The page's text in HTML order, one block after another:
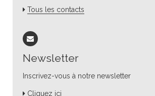
Tous les contacts
Newsletter
Inscrivez-vous à notre newsletter
Cliquez ici